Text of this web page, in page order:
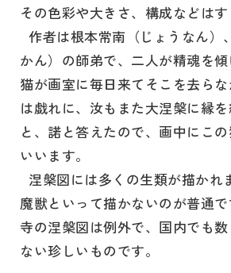
その色彩や大きさ、構成などはす
作者は根本常南（じょうなん）
かん）の師弟で、二人が精魂を傾
猫が画室に毎日来てそこを去ら
は戯れに、汝もまた大涅槃に縁
と、諾と答えたので、画中にこ
いいます。
涅槃図には多くの生類が描かれ
魔獣といって描かないのが普通
寺の涅槃図は例外で、国内でも
ない珍しいものです。